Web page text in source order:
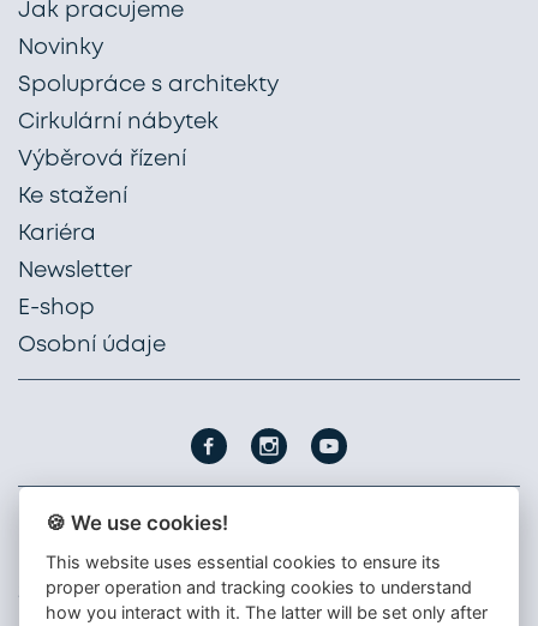
Jak pracujeme
Novinky
Spolupráce s architekty
Cirkulární nábytek
Výběrová řízení
Ke stažení
Kariéra
Newsletter
E-shop
Osobní údaje
Nádražní 1747
396 01 Humpolec
🍪 We use cookies!
This website uses essential cookies to ensure its
proper operation and tracking cookies to understand
how you interact with it. The latter will be set only after